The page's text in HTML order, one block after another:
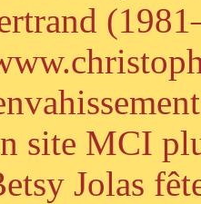
site MCI
Jolas